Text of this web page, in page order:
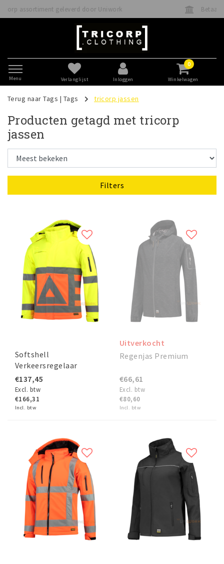
Betaal veilig direct of achteraf met Klarna
Menu Verlanglijst Inloggen
0
Winkelwagen
Terug naar Tags | Tags tricorp jassen
Producten getagd met tricorp
jassen
Filters
Softshell
Verkeersregelaar
€137,45
Excl. btw
€166,31
Incl. btw
Uitverkocht
Regenjas Premium
€66,61
Excl. btw
€80,60
Incl. btw